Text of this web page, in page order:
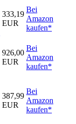
333,19
EUR
Bei
Amazon
kaufen*
926,00
EUR
Bei
Amazon
kaufen*
387,99
EUR
Bei
Amazon
kaufen*